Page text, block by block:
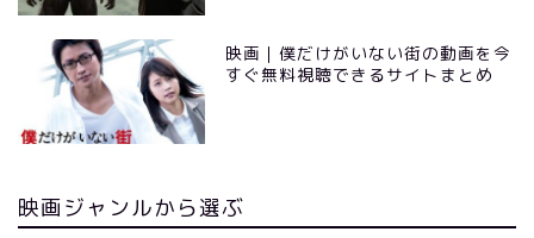
映画｜僕だけがいない街の動画を今
すぐ無料視聴できるサイトまとめ
映画ジャンルから選ぶ